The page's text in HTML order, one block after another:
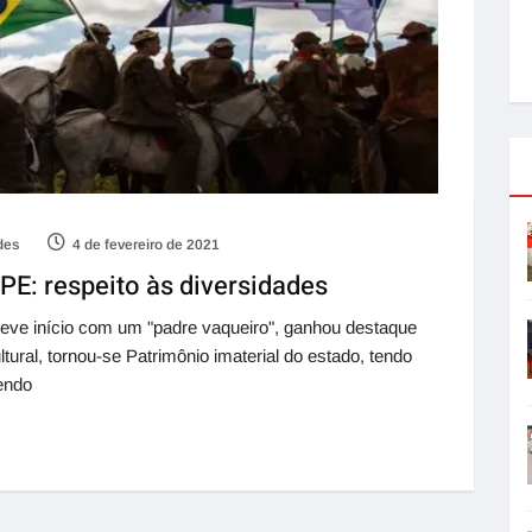
4 de fevereiro de 2021
respeito às diversidades
início com um "padre vaqueiro", ganhou destaque
tornou-se Patrimônio imaterial do estado, tendo